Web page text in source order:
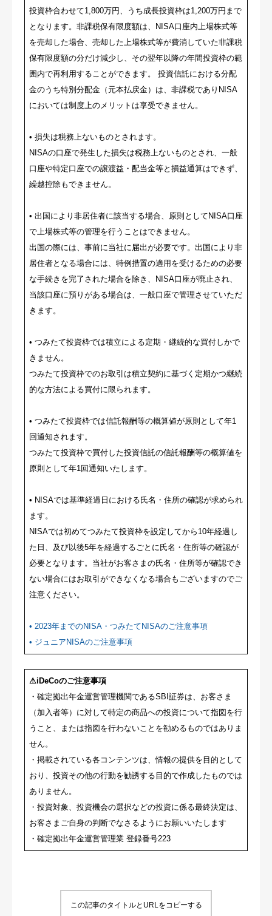
投資枠合わせて1,800万円、うち成長投資枠は1,200万円まで
となります。非課税保有限度額は、NISA口座内上場株式等
を売却した場合、売却した上場株式等が費消していた非課税
保有限度額の分だけ減少し、その翌年以降の年間投資枠の範
囲内で再利用することができます。 投資信託における分配
金のうち特別分配金（元本払戻金）は、非課税でありNISA
においては制度上のメリットは享受できません。
• 損失は税務上ないものとされます。
NISAの口座で発生した損失は税務上ないものとされ、一般
口座や特定口座での譲渡益・配当金等と損益通算はできず、
繰越控除もできません。
• 出国により非居住者に該当する場合、原則としてNISA口座
で上場株式等の管理を行うことはできません。
出国の際には、事前に当社に届出が必要です。出国により非
居住者となる場合には、特例措置の適用を受けるための必要
な手続きを完了された場合を除き、NISA口座が廃止され、
当該口座に預りがある場合は、一般口座で管理させていただ
きます。
• つみたて投資枠では積立による定期・継続的な買付しかで
きません。
つみたて投資枠でのお取引は積立契約に基づく定期かつ継続
的な方法による買付に限られます。
• つみたて投資枠では信託報酬等の概算値が原則として年1
回通知されます。
つみたて投資枠で買付した投資信託の信託報酬等の概算値を
原則として年1回通知いたします。
• NISAでは基準経過日における氏名・住所の確認が求められ
ます。
NISAでは初めてつみたて投資枠を設定してから10年経過し
た日、及び以後5年を経過するごとに氏名・住所等の確認が
必要となります。当社がお客さまの氏名・住所等が確認でき
ない場合にはお取引ができなくなる場合もございますのでご
注意ください。
• 2023年までのNISA・つみたてNISAのご注意事項
• ジュニアNISAのご注意事項
⚠iDeCoのご注意事項
・確定拠出年金運営管理機関であるSBI証券は、お客さま
（加入者等）に対して特定の商品への投資について指図を行
うこと、または指図を行わないことを勧めるものではありま
せん。
・掲載されている各コンテンツは、情報の提供を目的として
おり、投資その他の行動を勧誘する目的で作成したものでは
ありません。
・投資対象、投資機会の選択などの投資に係る最終決定は、
お客さまご自身の判断でなさるようにお願いいたします
・確定拠出年金運営管理業 登録番号223
この記事のタイトルとURLをコピーする